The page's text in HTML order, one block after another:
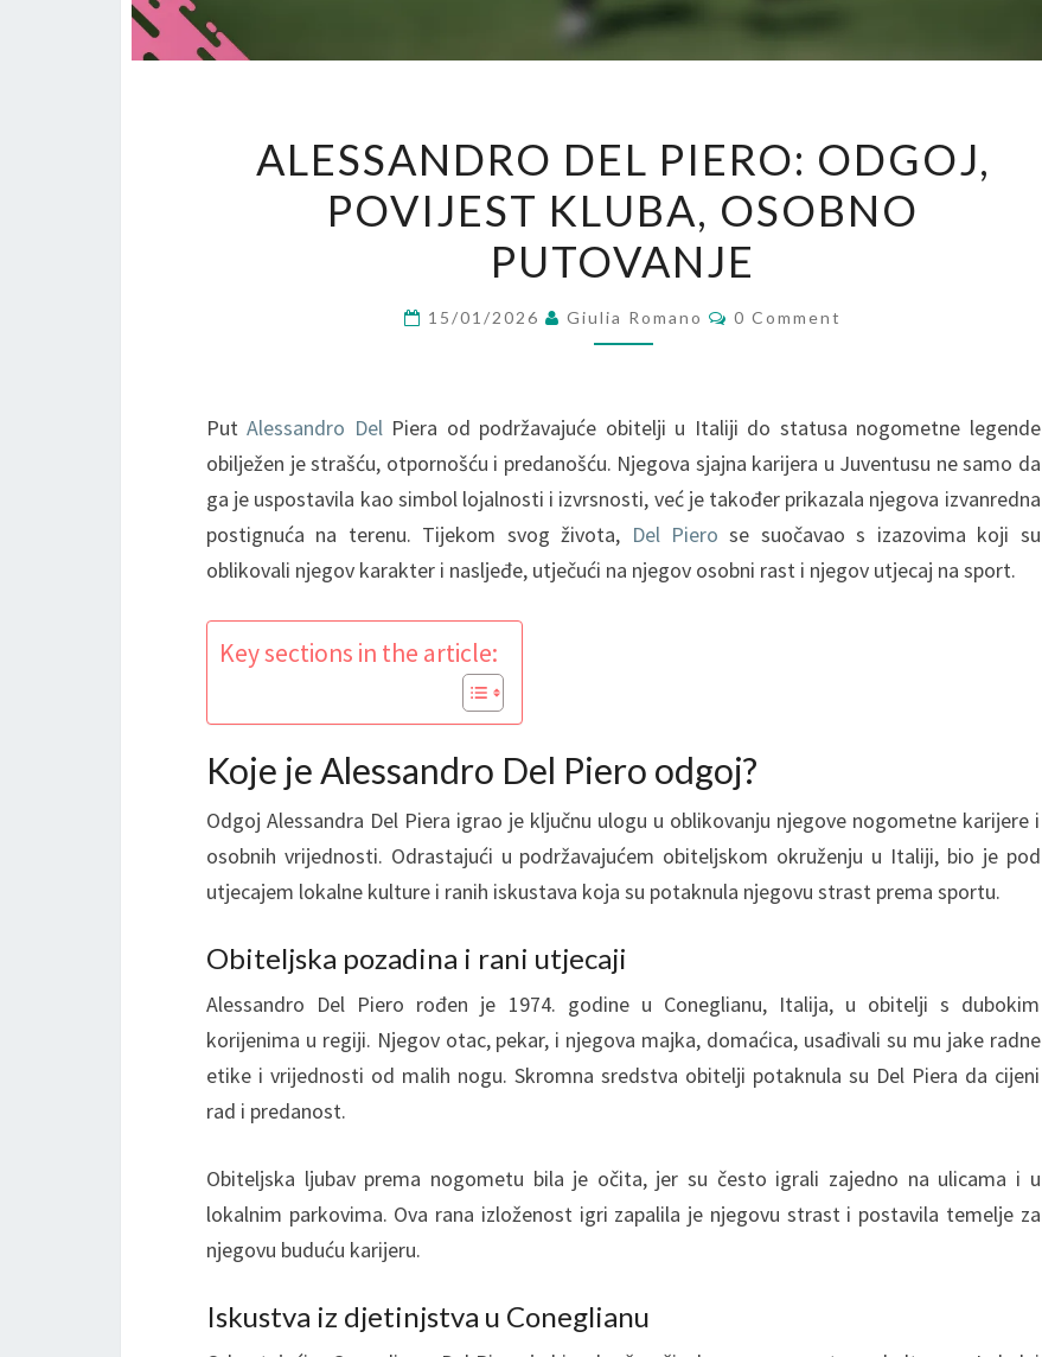
PIERO:
ODGOJ,
POVIJEST
OSOBNO
ALESSANDRO DEL PIERO: ODGOJ,
POVIJEST KLUBA, OSOBNO
PUTOVANJE
15/01/2026 Giulia Romano Comments
0 Comment
PutAlessandro DelPiera od podržavajuće obitelji u Italiji do statusa nogometne legende
obilježen je strašću, otpornošću i predanošću. Njegova sjajna karijera u Juventusu ne samo da
ga je uspostavila kao simbol lojalnosti i izvrsnosti, već je također prikazala njegova izvanredna
postignuća na terenu. Tijekom svog života, Del Piero se suočavao s izazovima koji su
oblikovali njegov karakter i nasljeđe, utječući na njegov osobni rast i njegov utjecaj na sport.
Key sections in the article:
Koje je Alessandro Del Piero odgoj?
Odgoj Alessandra Del Piera igrao je ključnu ulogu u oblikovanju njegove nogometne karijere i
osobnih vrijednosti. Odrastajući u podržavajućem obiteljskom okruženju u Italiji, bio je pod
utjecajem lokalne kulture i ranih iskustava koja su potaknula njegovu strast prema sportu.
Obiteljska pozadina i rani utjecaji
Alessandro Del Piero rođen je 1974. godine u Coneglianu, Italija, u obitelji s dubokim
korijenima u regiji. Njegov otac, pekar, i njegova majka, domaćica, usađivali su mu jake radne
etike i vrijednosti od malih nogu. Skromna sredstva obitelji potaknula su Del Piera da cijeni
rad i predanost.
Obiteljska ljubav prema nogometu bila je očita, jer su često igrali zajedno na ulicama i u
lokalnim parkovima. Ova rana izloženost igri zapalila je njegovu strast i postavila temelje za
njegovu buduću karijeru.
Iskustva iz djetinjstva u Coneglianu